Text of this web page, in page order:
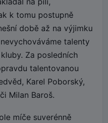
k tomu postupně
době až na výjimku
talenty
Za posledních
talentovanou
Karel Poborský,
Milan Baroš.
míče suverénně